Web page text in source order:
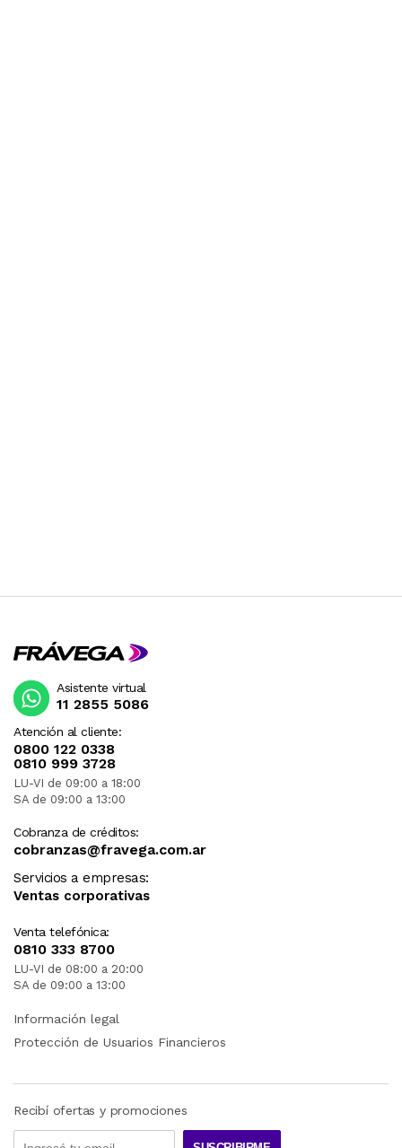
Atención al cliente:
0800 122 0338
0810 999 3728
LU-VI de 09:00 a 18:00
SA de 09:00 a 13:00
Cobranza de créditos:
cobranzas@fravega.com.ar
Servicios a empresas:
Ventas corporativas
Venta telefónica:
0810 333 8700
LU-VI de 08:00 a 20:00
SA de 09:00 a 13:00
Asistente virtual
11 2855 5086
Información legal
Protección de Usuarios Financieros
Recibí ofertas y promociones